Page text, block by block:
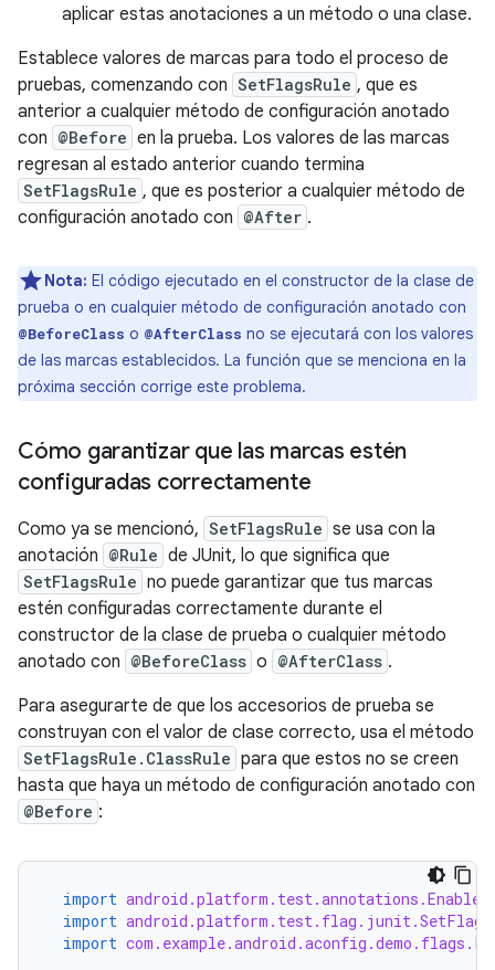
aplicar estas anotaciones a un método o una clase.
Establece valores de marcas para todo el proceso de
pruebas, comenzando con SetFlagsRule , que es
anterior a cualquier método de configuración anotado
con @Before en la prueba. Los valores de las marcas
regresan al estado anterior cuando termina
SetFlagsRule , que es posterior a cualquier método de
configuración anotado con @After .
Nota: El código ejecutado en el constructor de la clase de
prueba o en cualquier método de configuración anotado con
@BeforeClass o @AfterClass no se ejecutará con los valores
de las marcas establecidos. La función que se menciona en la
próxima sección corrige este problema.
Cómo garantizar que las marcas estén
configuradas correctamente
Como ya se mencionó, SetFlagsRule se usa con la
anotación @Rule de JUnit, lo que significa que
SetFlagsRule no puede garantizar que tus marcas
estén configuradas correctamente durante el
constructor de la clase de prueba o cualquier método
anotado con @BeforeClass o @AfterClass .
Para asegurarte de que los accesorios de prueba se
construyan con el valor de clase correcto, usa el método
SetFlagsRule.ClassRule para que estos no se creen
hasta que haya un método de configuración anotado con
@Before :
import
import
import